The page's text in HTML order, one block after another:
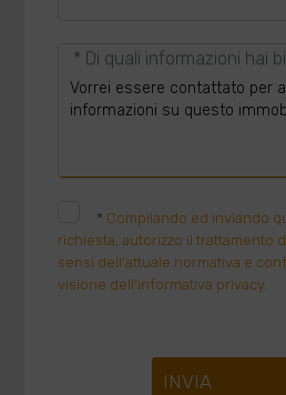
* Di quali informazioni hai
* Compilando ed inviando
richiesta, autorizzo il trattamento
sensi dell'attuale normativa e
visione dell'informativa privacy.
INVIA